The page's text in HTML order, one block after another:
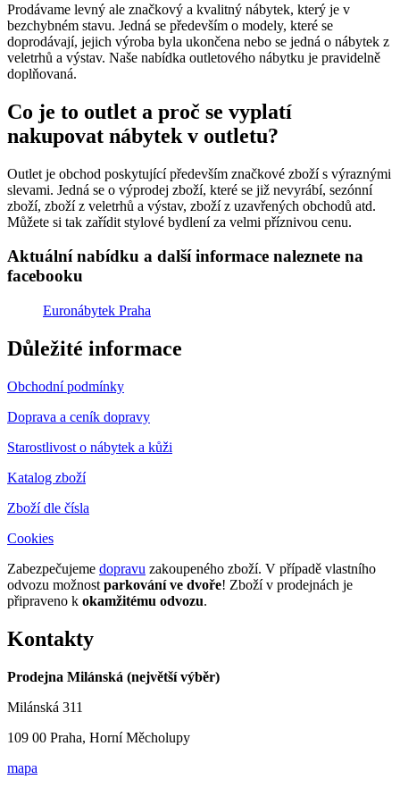
Prodávame levný ale značkový a kvalitný nábytek, který je v
bezchybném stavu. Jedná se především o modely, které se
doprodávají, jejich výroba byla ukončena nebo se jedná o nábytek z
veletrhů a výstav. Naše nabídka outletového nábytku je pravidelně
doplňovaná.
Co je to outlet a proč se vyplatí
nakupovat nábytek v outletu?
Outlet je obchod poskytující především značkové zboží s výraznými
slevami. Jedná se o výprodej zboží, které se již nevyrábí, sezónní
zboží, zboží z veletrhů a výstav, zboží z uzavřených obchodů atd.
Můžete si tak zařídit stylové bydlení za velmi příznivou cenu.
Aktuální nabídku a další informace naleznete na
facebooku
Euronábytek Praha
Důležité informace
Obchodní podmínky
Doprava a ceník dopravy
Starostlivost o nábytek a kůži
Katalog zboží
Zboží dle čísla
Cookies
Zabezpečujeme dopravu zakoupeného zboží. V případě vlastního
odvozu možnost parkování ve dvoře! Zboží v prodejnách je
připraveno k okamžitému odvozu.
Kontakty
Prodejna Milánská (největší výběr)
Milánská 311
109 00 Praha, Horní Měcholupy
mapa